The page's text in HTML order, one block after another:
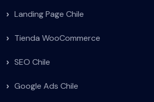
Landing Page Chile
Tienda WooCommerce
SEO Chile
Google Ads Chile